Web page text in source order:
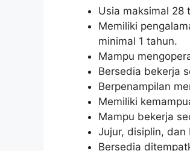
Usia maksimal 28
Memiliki
minimal 1 tahun.
Mampu
Bersedia bekerja
Berpenampilan
Memiliki
Mampu bekerja
Jujur, disiplin,
Bersedia